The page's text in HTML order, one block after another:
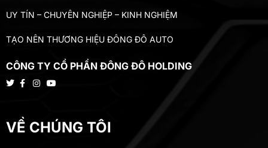
UY TÍN – CHUYÊN NGHIỆP – KINH NGHIỆM
TẠO NÊN THƯƠNG HIỆU ĐÔNG ĐÔ AUTO
CÔNG TY CỔ PHẦN ĐÔNG ĐÔ HOLDING
VỀ CHÚNG TÔI